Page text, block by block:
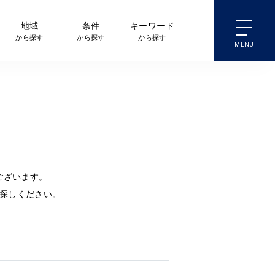
地域
から探す
条件
から探す
キーワード
から探す
います。
しください。